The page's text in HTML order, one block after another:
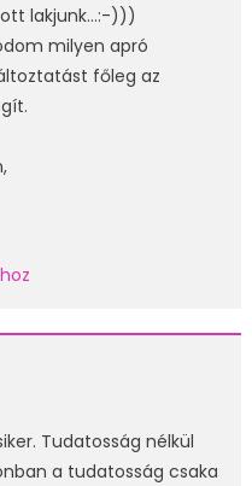
lakjunk…:-)))
milyen apró
főleg az
Tudatosság nélkül
a tudatosság csaka